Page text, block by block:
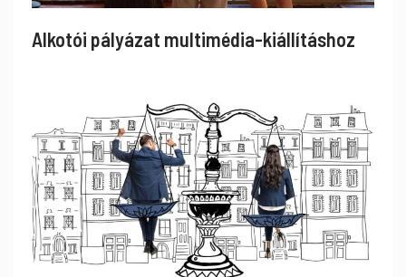
Alkotói pályázat multimédia-kiállításhoz